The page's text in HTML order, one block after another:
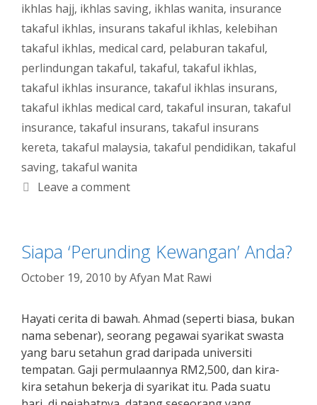
ikhlas hajj, ikhlas saving, ikhlas wanita, insurance
takaful ikhlas, insurans takaful ikhlas, kelebihan
takaful ikhlas, medical card, pelaburan takaful,
perlindungan takaful, takaful, takaful ikhlas,
takaful ikhlas insurance, takaful ikhlas insurans,
takaful ikhlas medical card, takaful insuran, takaful
insurance, takaful insurans, takaful insurans
kereta, takaful malaysia, takaful pendidikan, takaful
saving, takaful wanita
Leave a comment
Siapa ‘Perunding Kewangan’ Anda?
October 19, 2010 byAfyan Mat Rawi
Hayati cerita di bawah. Ahmad (seperti biasa, bukan
nama sebenar), seorang pegawai syarikat swasta
yang baru setahun grad daripada universiti
tempatan. Gaji permulaannya RM2,500, dan kira-
kira setahun bekerja di syarikat itu. Pada suatu